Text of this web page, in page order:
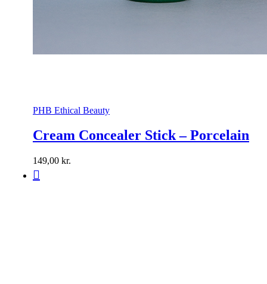
PHB Ethical Beauty
Cream Concealer Stick – Porcelain
149,00 kr.